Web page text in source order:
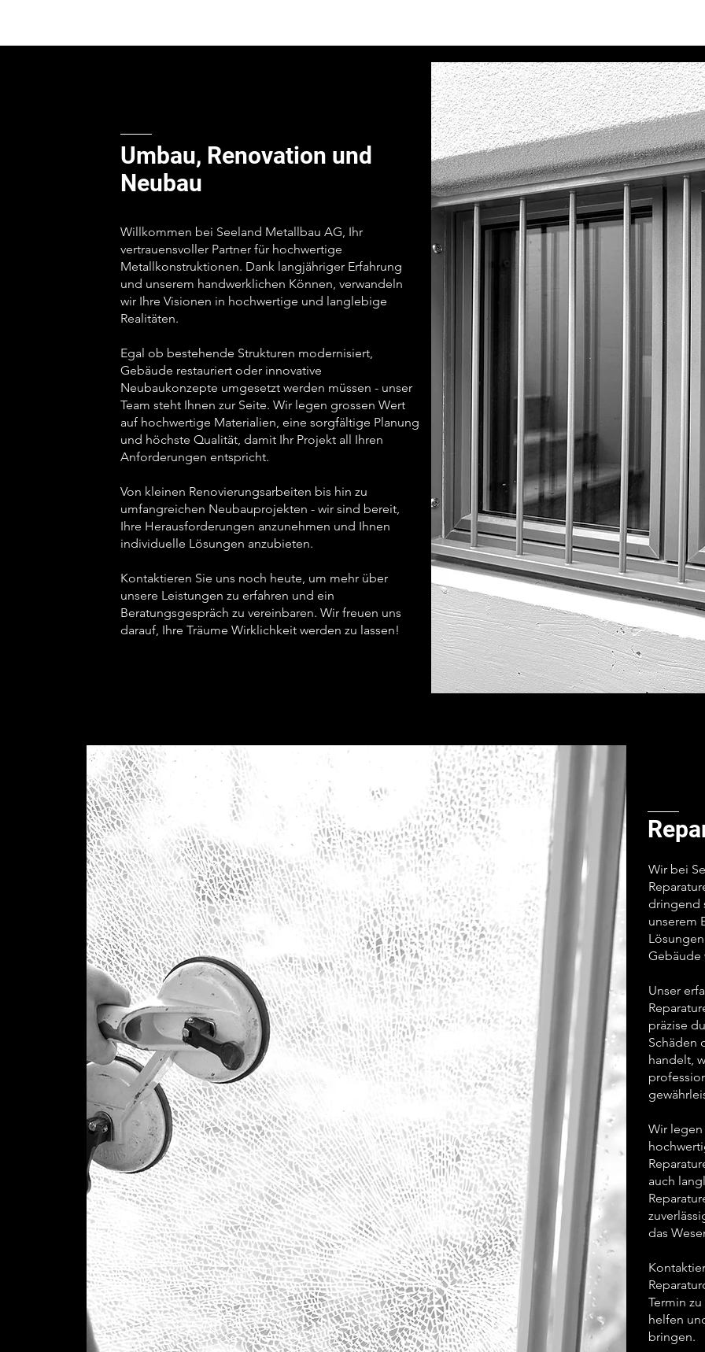
Umbau, Renovation und
Neubau
Willkommen bei Seeland Metallbau AG, Ihr
vertrauensvoller Partner für hochwertige
Metallkonstruktionen. Dank langjähriger Erfahrung
und unserem handwerklichen Können, verwandeln
wir Ihre Visionen in hochwertige und langlebige
Realitäten.
Egal ob bestehende Strukturen modernisiert,
Gebäude restauriert oder innovative
Neubaukonzepte umgesetzt werden müssen - unser
Team steht Ihnen zur Seite. Wir legen grossen Wert
auf hochwertige Materialien, eine sorgfältige Planung
und höchste Qualität, damit Ihr Projekt all Ihren
Anforderungen entspricht.
Von kleinen Renovierungsarbeiten bis hin zu
umfangreichen Neubauprojekten - wir sind bereit,
Ihre Herausforderungen anzunehmen und Ihnen
individuelle Lösungen anzubieten.
Kontaktieren Sie uns noch heute, um mehr über
unsere Leistungen zu erfahren und ein
Beratungsgespräch zu vereinbaren. Wir freuen uns
darauf, Ihre Träume Wirklichkeit werden zu lassen!
Wir bei
dringend
unserem
Gebäude
Unser
präzise
Schäden
handelt,
Wir
auch
das
Termin
helfen
bringen.